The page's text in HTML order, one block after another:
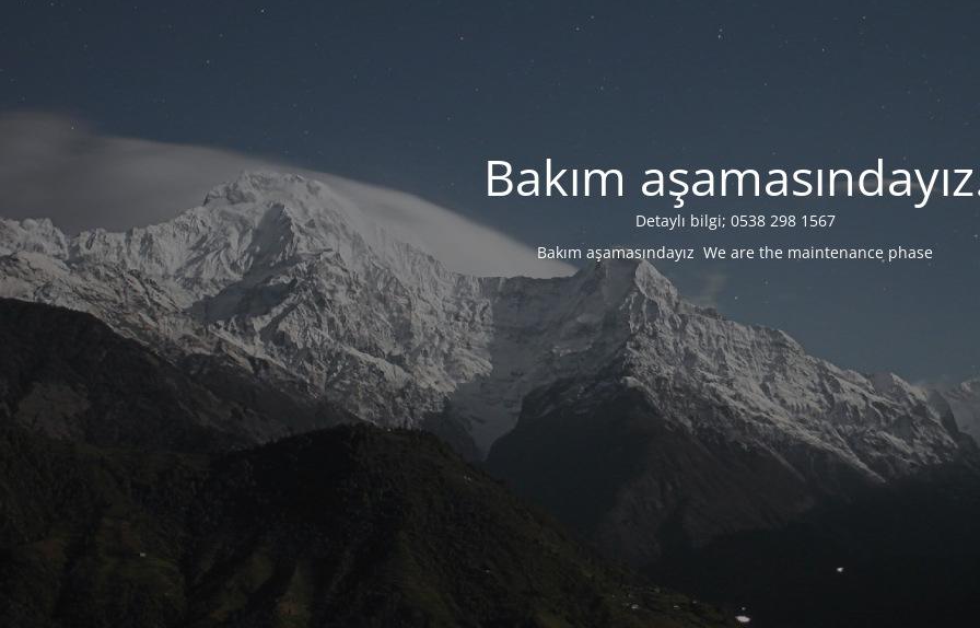
Bakım
Detaylı bilgi; 0538 298 1567
Bakım aşamasındayız We are the maintenance phase